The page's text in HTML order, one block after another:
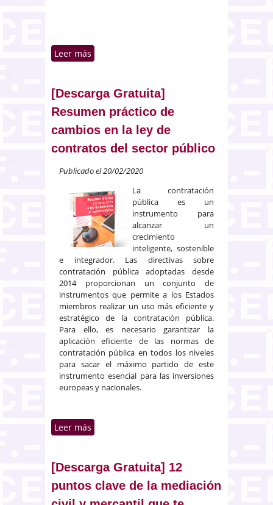
Leer más
electrónica, eficaz, eficiente y
profesional en la gestión de los
fondos Next Generation
[Descarga Gratuita]
Resumen práctico de
cambios en la ley de
contratos del sector público
Publicado el 20/02/2020
La contratación
pública es un
instrumento para
alcanzar un
crecimiento
inteligente, sostenible
e integrador. Las directivas sobre
contratación pública adoptadas desde
2014 proporcionan un conjunto de
instrumentos que permite a los Estados
miembros realizar un uso más eficiente y
estratégico de la contratación pública.
Para ello, es necesario garantizar la
aplicación eficiente de las normas de
contratación pública en todos los niveles
para sacar el máximo partido de este
instrumento esencial para las inversiones
europeas y nacionales.
Leer más
público
[Descarga Gratuita] 12
puntos clave de la mediación